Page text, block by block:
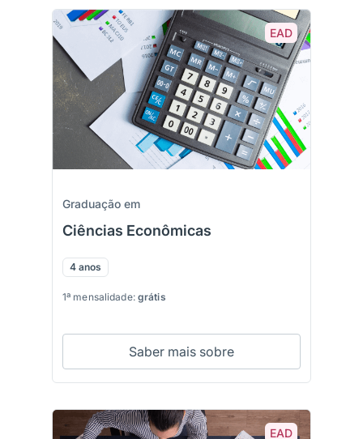
EAD
Graduação em
Ciências Econômicas
4 anos
1ª mensalidade: grátis
Saber mais sobre
EAD